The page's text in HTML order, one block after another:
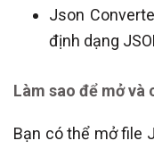
Json
định dạng
Làm sao để mở và
Bạn có thể mở file